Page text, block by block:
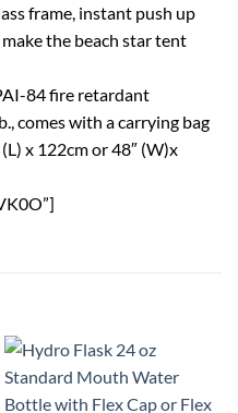
frame, instant push up
the beach star tent
84 fire retardant
comes with a carrying bag
x 122cm or 48″ (W)x